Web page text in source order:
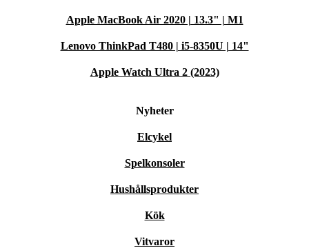
Apple MacBook Air 2020 | 13.3" | M1
Lenovo ThinkPad T480 | i5-8350U | 14"
Apple Watch Ultra 2 (2023)
Nyheter
Elcykel
Spelkonsoler
Hushållsprodukter
Kök
Vitvaror